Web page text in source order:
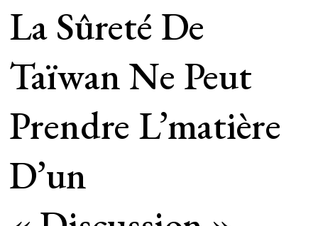
La Sûreté De
Taïwan Ne Peut
Prendre L’matière
D’un